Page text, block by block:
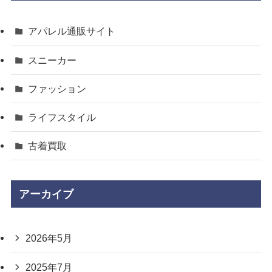
アパレル通販サイト
スニーカー
ファッション
ライフスタイル
古着買取
アーカイブ
2026年5月
2025年7月